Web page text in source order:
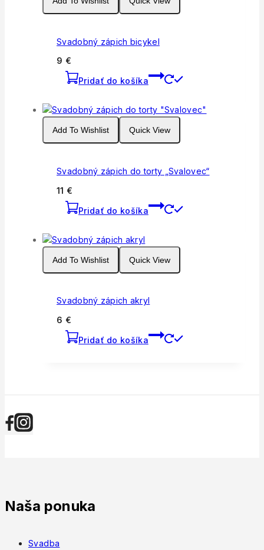
Svadobný zápich bicykel
9 €
Pridať do košíka
Add To Wishlist Quick View
Svadobný zápich do torty „Svalovec“
11 €
Pridať do košíka
Add To Wishlist Quick View
Svadobný zápich akryl
6 €
Pridať do košíka
Naša ponuka
Svadba